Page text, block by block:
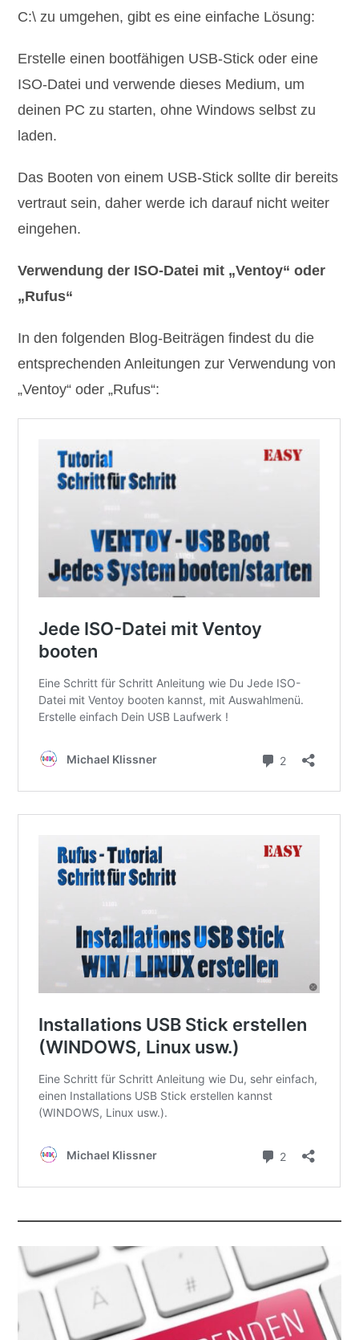
C:\ zu umgehen, gibt es eine einfache Lösung:
Erstelle einen bootfähigen USB-Stick oder eine
ISO-Datei und verwende dieses Medium, um
deinen PC zu starten, ohne Windows selbst zu
laden.
Das Booten von einem USB-Stick sollte dir bereits
vertraut sein, daher werde ich darauf nicht weiter
eingehen.
Verwendung der ISO-Datei mit „Ventoy“ oder
„Rufus“
In den folgenden Blog-Beiträgen findest du die
entsprechenden Anleitungen zur Verwendung von
„Ventoy“ oder „Rufus“: